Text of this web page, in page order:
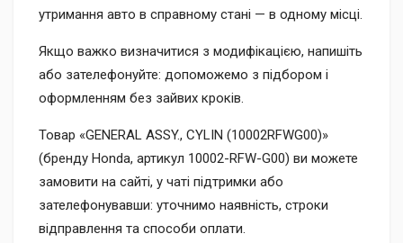
утримання авто в справному стані — в одному місці.
Якщо важко визначитися з модифікацією, напишіть
або зателефонуйте: допоможемо з підбором і
оформленням без зайвих кроків.
Товар «GENERAL ASSY., CYLIN (10002RFWG00)»
(бренду Honda, артикул 10002-RFW-G00) ви можете
замовити на сайті, у чаті підтримки або
зателефонувавши: уточнимо наявність, строки
відправлення та способи оплати.